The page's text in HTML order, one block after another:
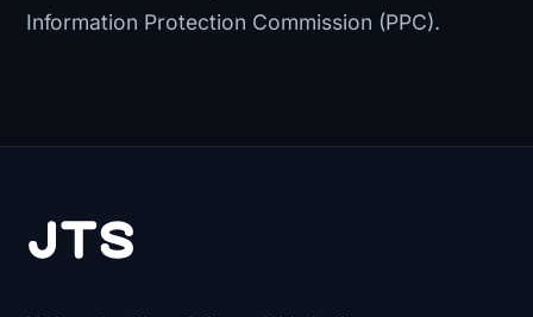
Information Protection Commission (PPC).